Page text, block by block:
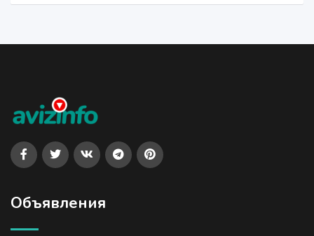
Объявления